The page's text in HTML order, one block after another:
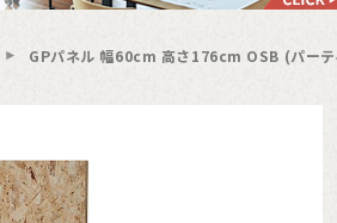
GPパネル 幅60cm 高さ176cm OSB (パー